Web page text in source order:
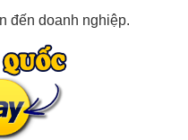
đến doanh nghiệp.